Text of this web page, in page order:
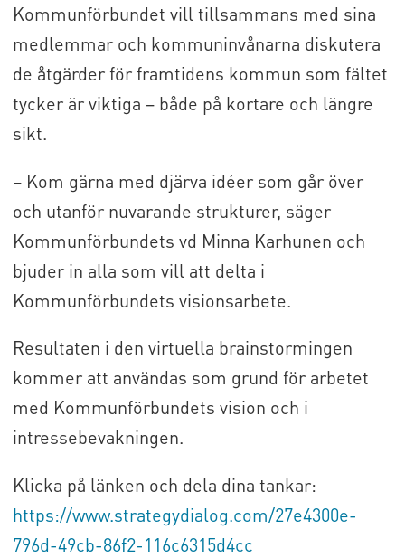
Kommunförbundet vill tillsammans med sina
medlemmar och kommuninvånarna diskutera
de åtgärder för framtidens kommun som fältet
tycker är viktiga – både på kortare och längre
sikt.
– Kom gärna med djärva idéer som går över
och utanför nuvarande strukturer, säger
Kommunförbundets vd Minna Karhunen och
bjuder in alla som vill att delta i
Kommunförbundets visionsarbete.
Resultaten i den virtuella brainstormingen
kommer att användas som grund för arbetet
med Kommunförbundets vision och i
intressebevakningen.
Klicka på länken och dela dina tankar:
https://www.strategydialog.com/27e4300e-
796d-49cb-86f2-116c6315d4cc